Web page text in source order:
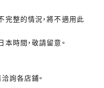
整的情況，將不適用此
時間，敬請留意。
詢各店鋪。